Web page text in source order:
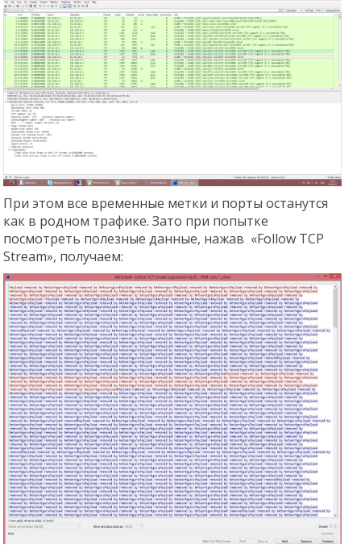
При этом все временные метки и порты останутся
как в родном трафике. Зато при попытке
посмотреть полезные данные, нажав «Follow TCP
Stream», получаем: